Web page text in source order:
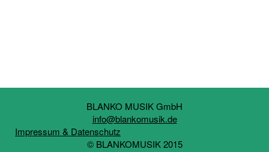
BLANKO MUSIK GmbH
info@blankomusik.de
Impressum & Datenschutz
© BLANKOMUSIK 2015